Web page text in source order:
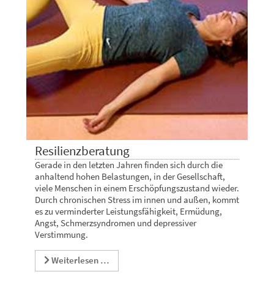
Resilienzberatung
Gerade in den letzten Jahren finden sich durch die
anhaltend hohen Belastungen, in der Gesellschaft,
viele Menschen in einem Erschöpfungszustand wieder.
Durch chronischen Stress im innen und außen, kommt
es zu verminderter Leistungsfähigkeit, Ermüdung,
Angst, Schmerzsyndromen und depressiver
Verstimmung.
Weiterlesen …